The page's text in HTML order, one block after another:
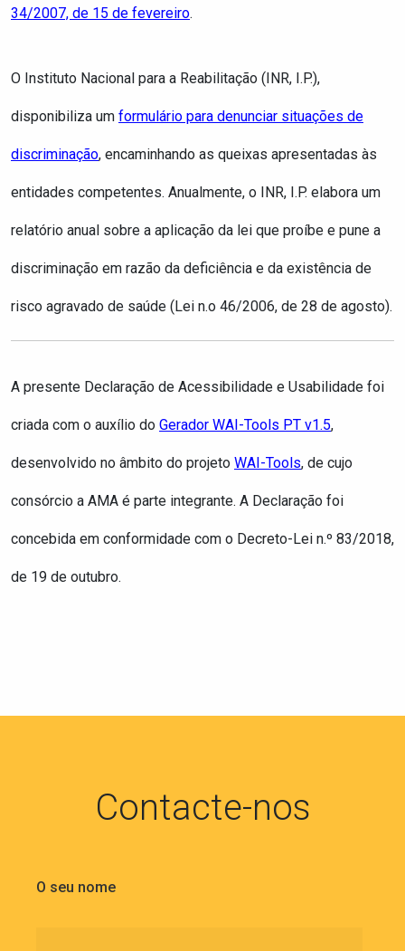
34/2007, de 15 de fevereiro.
O Instituto Nacional para a Reabilitação (INR, I.P.),
disponibiliza um formulário para denunciar situações de
discriminação, encaminhando as queixas apresentadas às
entidades competentes. Anualmente, o INR, I.P. elabora um
relatório anual sobre a aplicação da lei que proíbe e pune a
discriminação em razão da deficiência e da existência de
risco agravado de saúde (Lei n.o 46/2006, de 28 de agosto).
A presente Declaração de Acessibilidade e Usabilidade foi
criada com o auxílio do Gerador WAI-Tools PT v1.5,
desenvolvido no âmbito do projeto WAI-Tools, de cujo
consórcio a AMA é parte integrante. A Declaração foi
concebida em conformidade com o Decreto-Lei n.º 83/2018,
de 19 de outubro.
Contacte-nos
O seu nome